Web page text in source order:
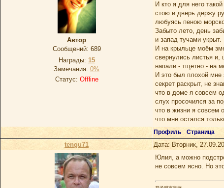
Автор
Сообщений: 689
Награды: 15
Замечания: 0%
Статус: Offline
И кто я для него такой
стою и дверь держу
любуясь пеною
Забыто лето, день
и запад тучами укрыт.
И на крыльце моём
свернулись листья и,
напали - тщетно - на
И это был плохой мне
секрет раскрыт, не
что в доме я совсем
слух просочился за
что в жизни я совсем
что мне остался
Профиль Страница
tengu71 Дата: Вторник,
Юлия, а можно
не совсем ясно. Но